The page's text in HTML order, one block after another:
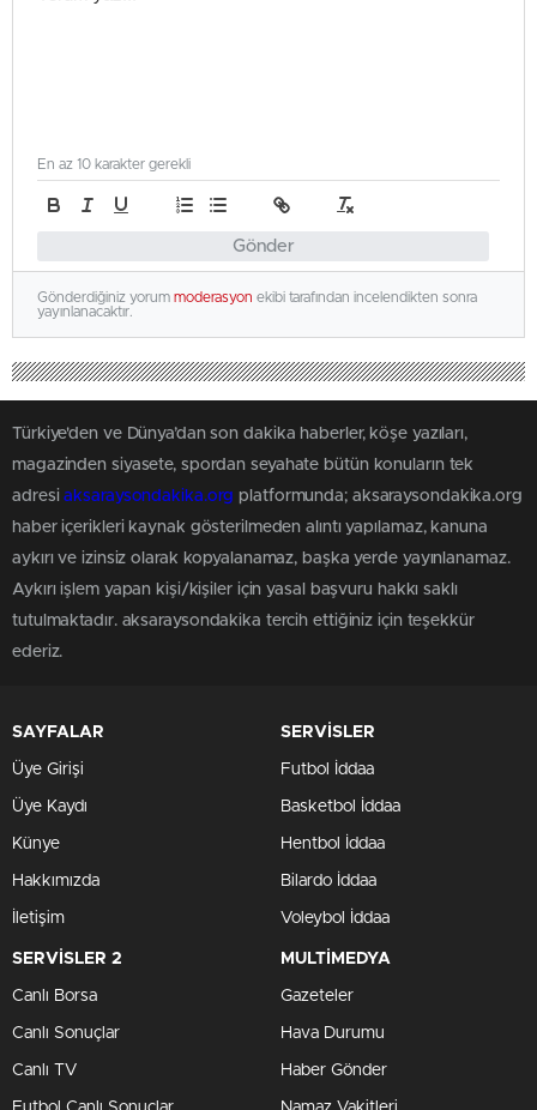
Gönder
En az 10 karakter gerekli
Gönderdiğiniz yorum moderasyon ekibi tarafından incelendikten sonra
yayınlanacaktır.
Türkiye'den ve Dünya’dan son dakika haberler, köşe yazıları,
magazinden siyasete, spordan seyahate bütün konuların tek
adresiaksaraysondakika.org platformunda; aksaraysondakika.org
haber içerikleri kaynak gösterilmeden alıntı yapılamaz, kanuna
aykırı ve izinsiz olarak kopyalanamaz, başka yerde yayınlanamaz.
Aykırı işlem yapan kişi/kişiler için yasal başvuru hakkı saklı
tutulmaktadır. aksaraysondakika tercih ettiğiniz için teşekkür
ederiz.
SAYFALAR
Üye Girişi
Üye Kaydı
Künye
Hakkımızda
İletişim
SERVİSLER
Futbol İddaa
Basketbol İddaa
Hentbol İddaa
Bilardo İddaa
Voleybol İddaa
SERVİSLER 2
Canlı Borsa
Canlı Sonuçlar
Canlı TV
MULTİMEDYA
Gazeteler
Hava Durumu
Haber Gönder